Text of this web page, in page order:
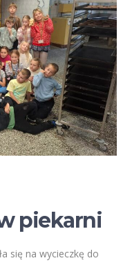
piekarni
się na wycieczkę do